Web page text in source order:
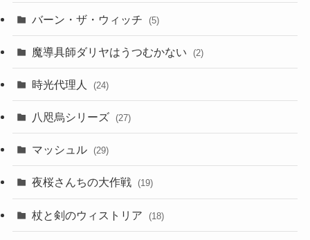
バーン・ザ・ウィッチ (5)
魔導具師ダリヤはうつむかない (2)
時光代理人 (24)
八咫烏シリーズ (27)
マッシュル (29)
夜桜さんちの大作戦 (19)
杖と剣のウィストリア (18)